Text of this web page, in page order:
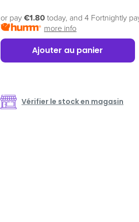
or pay €1.80 today, and 4 Fortnightly
more info
Ajouter au panier
Vérifier le stock en magasin